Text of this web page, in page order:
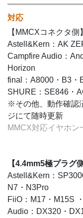
対応
【MMCXコネクタ側】
Astell&Kern：AK
Campfire Audio：
Horizon
final：A8000・B3・
SHURE：SE846・
※その他、動作確認
ジにて随時更新
MMCX対応イヤホ
【4.4mm5極プラグ側
Astell&Kern：
N7・N3Pro
FiiO：M17・M15S
Audio：DX320・